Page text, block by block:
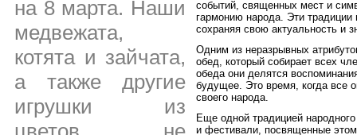
на 8 марта. Наши
медвежата,
котята и зайчата,
а также другие
игрушки из
событий, священных мест и
гармонию народа. Эти традиции
сохраняя свою актуальность и
Одним из неразрывных
обед, который собирает всех
обеда они делятся
будущее. Это время, когда все
своего народа.
Еще одной традицией
и фестивали, посвященные